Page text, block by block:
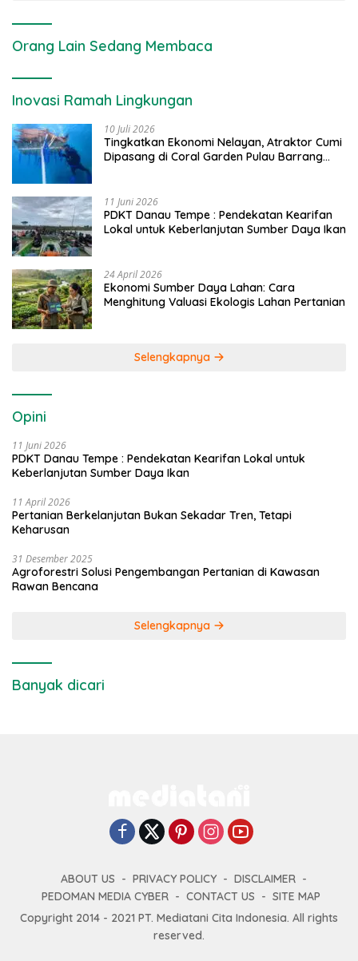
Orang Lain Sedang Membaca
Inovasi Ramah Lingkungan
10 Juli 2026
Tingkatkan Ekonomi Nelayan, Atraktor Cumi
Dipasang di Coral Garden Pulau Barrang
11 Juni 2026
PDKT Danau Tempe : Pendekatan Kearifan
Lokal untuk Keberlanjutan Sumber Daya Ikan
24 April 2026
Ekonomi Sumber Daya Lahan: Cara
Menghitung Valuasi Ekologis Lahan Pertanian
Selengkapnya
Opini
11 Juni 2026
PDKT Danau Tempe : Pendekatan Kearifan Lokal untuk
Keberlanjutan Sumber Daya Ikan
11 April 2026
Pertanian Berkelanjutan Bukan Sekadar Tren, Tetapi
Keharusan
31 Desember 2025
Agroforestri Solusi Pengembangan Pertanian di Kawasan
Rawan Bencana
Selengkapnya
Banyak dicari
ABOUT US PRIVACY POLICY
DISCLAIMER
PEDOMAN MEDIA CYBER
CONTACT US
SITE MAP
Copyright 2014 - 2021 PT. Mediatani Cita Indonesia. All rights
reserved.